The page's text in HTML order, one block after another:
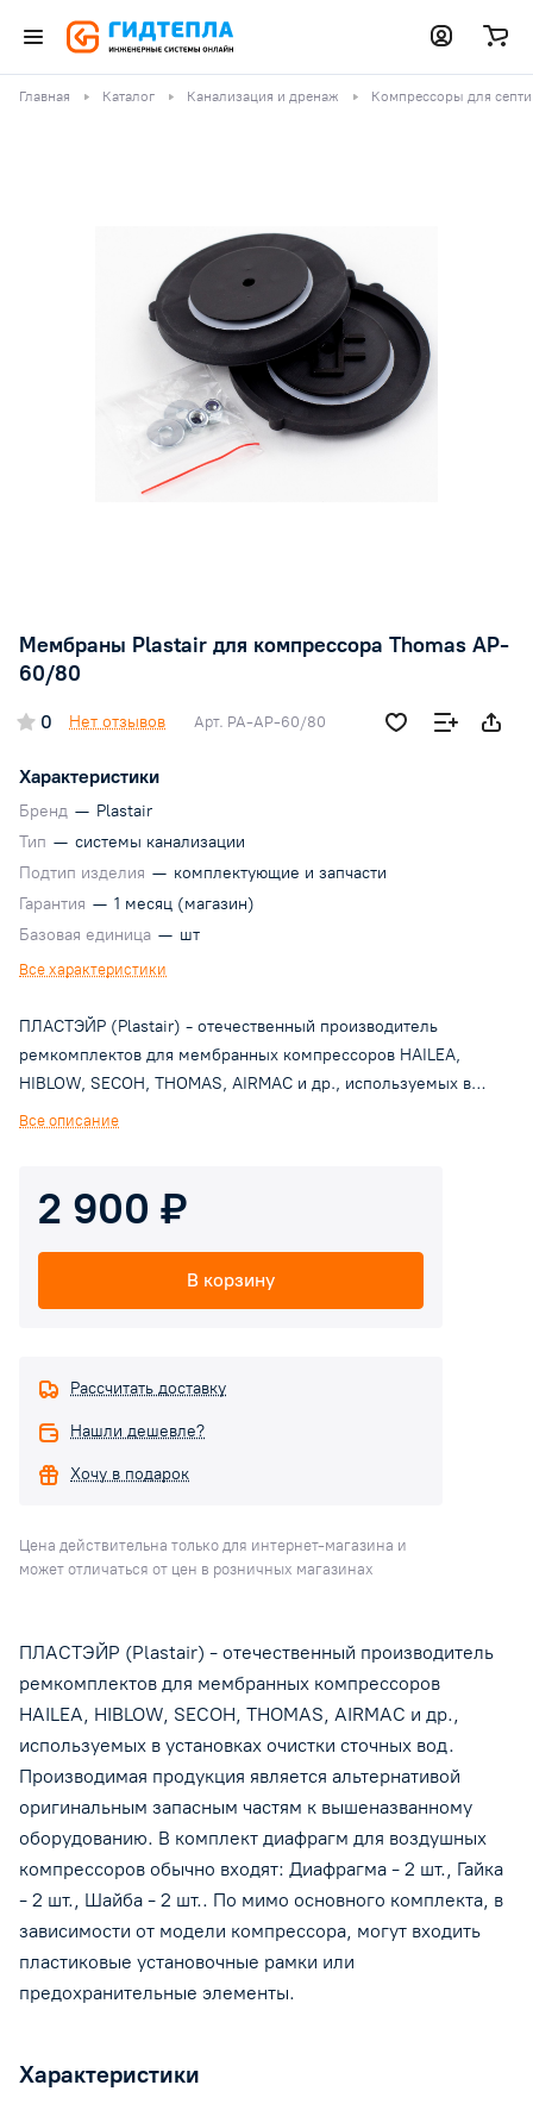
Главная Каталог Канализация и дренаж Компрессоры для
Мембраны Plastair для компрессора Thomas AP-
60/80
0 Нет отзывов Арт. PA-AP-60/80
Характеристики
Бренд — Plastair
Тип — системы канализации
Подтип изделия — комплектующие и запчасти
Гарантия — 1 месяц (магазин)
Базовая единица — шт
Все характеристики
ПЛАСТЭЙР (Plastair) - отечественный производитель
ремкомплектов для мембранных компрессоров HAILEA,
HIBLOW, SECOH, THOMAS, AIRMAC и др., используемых в
установках очистки сточных вод. Производимая продукция
воздушных компрессоров обычно входят: Диафрагма - 2 шт.,
Гайка - 2 шт., Шайба - 2 шт.. По мимо основного комплекта, в
зависимости от модели компрессора, могут входить
пластиковые установочные рамки или предохранительные
элементы.
Все описание
2 900 ₽
В корзину
Рассчитать доставку
Нашли дешевле?
Хочу в подарок
Цена действительна только для интернет-магазина и
может отличаться от цен в розничных магазинах
ПЛАСТЭЙР (Plastair) - отечественный производитель
ремкомплектов для мембранных компрессоров
HAILEA, HIBLOW, SECOH, THOMAS, AIRMAC и др.,
используемых в установках очистки сточных вод.
Производимая продукция является альтернативой
оригинальным запасным частям к вышеназванному
оборудованию. В комплект диафрагм для воздушных
компрессоров обычно входят: Диафрагма - 2 шт., Гайка
- 2 шт., Шайба - 2 шт.. По мимо основного комплекта, в
зависимости от модели компрессора, могут входить
пластиковые установочные рамки или
предохранительные элементы.
Характеристики